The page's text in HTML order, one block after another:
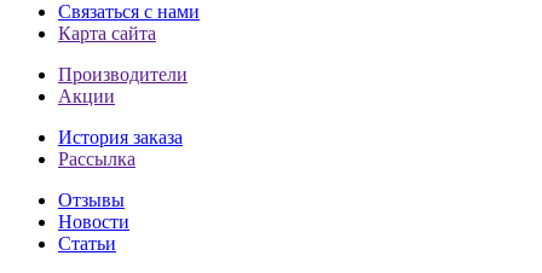
Связаться с нами
Карта сайта
Производители
Акции
История заказа
Рассылка
Отзывы
Новости
Статьи